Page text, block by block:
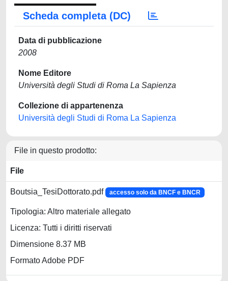
Scheda completa (DC)
Data di pubblicazione
2008
Nome Editore
Università degli Studi di Roma La Sapienza
Collezione di appartenenza
Università degli Studi di Roma La Sapienza
File in questo prodotto:
File
Boutsia_TesiDottorato.pdf accesso solo da BNCF e BNCR
Tipologia: Altro materiale allegato
Licenza: Tutti i diritti riservati
Dimensione 8.37 MB
Formato Adobe PDF